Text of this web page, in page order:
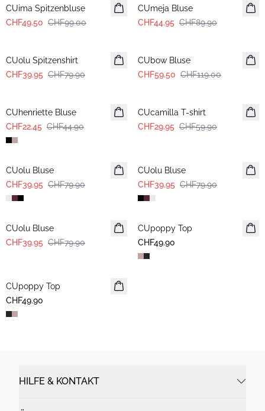
CUima Spitzenbluse
CHF49.50 CHF99.00
CUmeja Bluse
CHF44.95 CHF89.90
CUolu Spitzenshirt
CHF39.95 CHF79.90
CUbow Bluse
CHF59.50 CHF119.00
CUhenriette Bluse
CHF22.45 CHF44.90
CUcamilla T-shirt
CHF29.95 CHF59.90
-50%
CUolu Bluse
CHF39.95 CHF79.90
CUolu Bluse
CHF39.95 CHF79.90
-50%
CUolu Bluse
CHF39.95 CHF79.90
CUpoppy Top
CHF49.90
CUpoppy Top
CHF49.90
HILFE & KONTAKT